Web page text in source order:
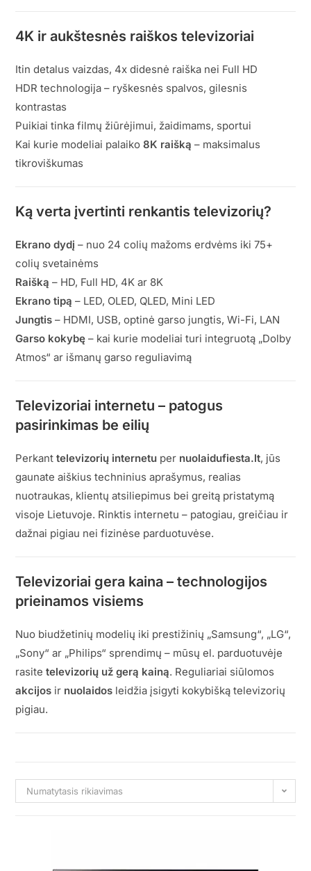
4K ir aukštesnės raiškos televizoriai
Itin detalus vaizdas, 4x didesnė raiška nei Full HD
HDR technologija – ryškesnės spalvos, gilesnis
kontrastas
Puikiai tinka filmų žiūrėjimui, žaidimams, sportui
Kai kurie modeliai palaiko8K raišką – maksimalus
tikroviškumas
Ką verta įvertinti renkantis televizorių?
Ekrano dydį – nuo 24 colių mažoms erdvėms iki 75+
colių svetainėms
Raišką – HD, Full HD, 4K ar 8K
Ekrano tipą – LED, OLED, QLED, Mini LED
Jungtis – HDMI, USB, optinė garso jungtis, Wi-Fi, LAN
Garso kokybę – kai kurie modeliai turi integruotą „Dolby
Atmos“ ar išmanų garso reguliavimą
Televizoriai internetu – patogus
pasirinkimas be eilių
Perkanttelevizorių internetu per nuolaidufiesta.lt, jūs
gaunate aiškius techninius aprašymus, realias
nuotraukas, klientų atsiliepimus bei greitą pristatymą
visoje Lietuvoje. Rinktis internetu – patogiau, greičiau ir
dažnai pigiau nei fizinėse parduotuvėse.
Televizoriai gera kaina – technologijos
prieinamos visiems
Nuo biudžetinių modelių iki prestižinių „Samsung“, „LG“,
„Sony“ ar „Philips“ sprendimų – mūsų el. parduotuvėje
rasitetelevizorių už gerą kainą. Reguliariai siūlomos
akcijos ir nuolaidos leidžia įsigyti kokybišką televizorių
pigiau.
Numatytasis rikiavimas